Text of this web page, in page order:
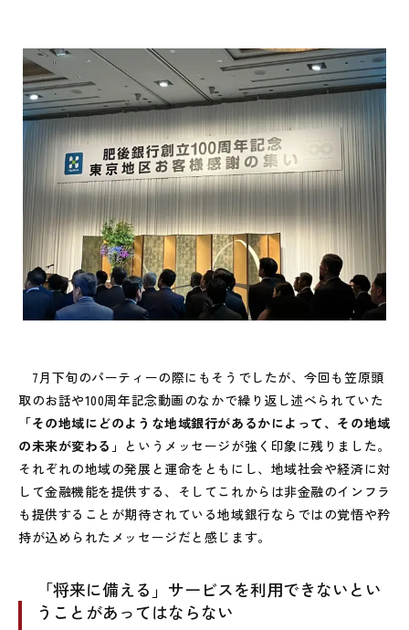
7月下旬のパーティーの際にもそうでしたが、今回も笠原頭
取のお話や100周年記念動画のなかで繰り返し述べられていた
「その地域にどのような地域銀行があるかによって、その地域
の未来が変わる」 というメッセージが強く印象に残りました。
それぞれの地域の発展と運命をともにし、地域社会や経済に対
して金融機能を提供する、そしてこれからは非金融のインフラ
も提供することが期待されている地域銀行ならではの覚悟や矜
持が込められたメッセージだと感じます。
「将来に備える」サービスを利用できないとい
うことがあってはならない